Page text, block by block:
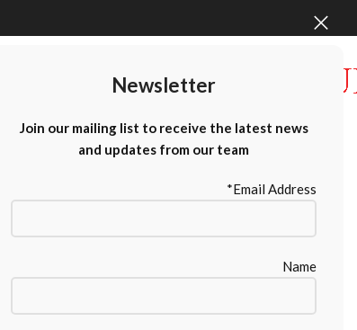
Newsletter
Join our mailing list to receive the latest news
and updates from our team
Email Address*
Name
موردو الطابعات كبيرة الحجم